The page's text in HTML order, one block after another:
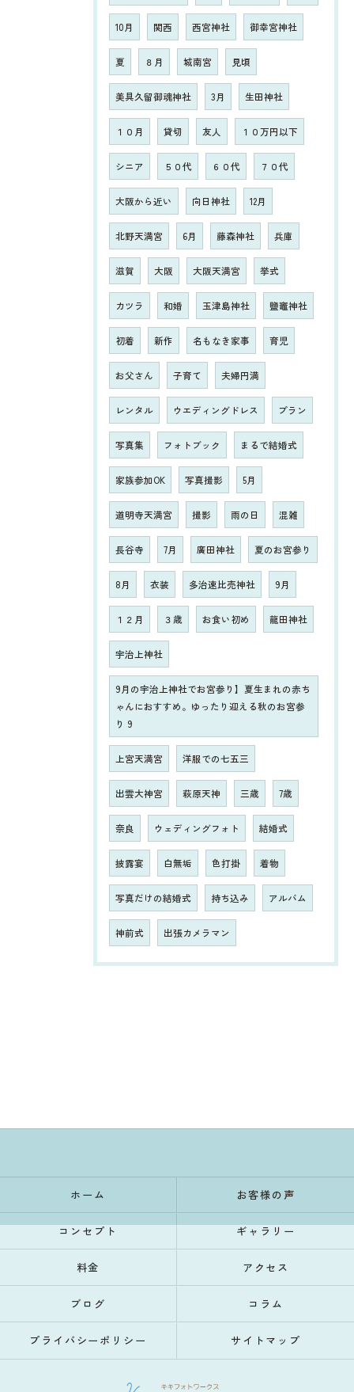
10月 関西 西宮神社 御幸宮神社
夏 ８月 城南宮 見頃
美具久留御魂神社 3月 生田神社
１０月 貸切 友人 １０万円以下
シニア ５０代 ６０代 ７０代
大阪から近い 向日神社 12月
北野天満宮 6月 藤森神社 兵庫
滋賀 大阪 大阪天満宮 挙式
カツラ 和婚 玉津島神社 鹽竈神社
初着 新作 名もなき家事 育児
お父さん 子育て 夫婦円満
レンタル ウエディングドレス プラン
写真集 フォトブック まるで結婚式
家族参加OK 写真撮影 5月
道明寺天満宮 撮影 雨の日 混雑
長谷寺 7月 廣田神社 夏のお宮参り
8月 衣装 多治速比売神社 9月
１２月 ３歳 お食い初め 龍田神社
宇治上神社
9月の宇治上神社でお宮参り】夏生まれの赤ち
ゃんにおすすめ。ゆったり迎える秋のお宮参
り 9
上宮天満宮 洋服での七五三
出雲大神宮 萩原天神 三歳 7歳
奈良 ウェディングフォト 結婚式
披露宴 白無垢 色打掛 着物
写真だけの結婚式 持ち込み アルバム
神前式 出張カメラマン
ホーム お客様の声
コンセプト ギャラリー
料金 アクセス
ブログ コラム
プライバシーポリシー サイトマップ